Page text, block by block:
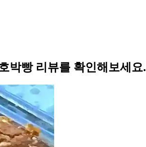
박빵 리뷰를 확인해보세요.